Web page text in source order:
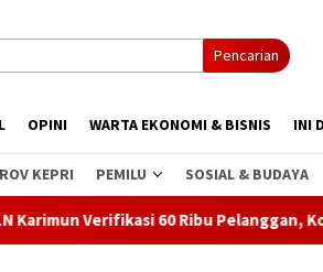
Pencarian
OPINI WARTA EKONOMI & BISNIS INI
KEPRI PEMILU SOSIAL & BUDAYA
60 Ribu Pelanggan, Kompensasi